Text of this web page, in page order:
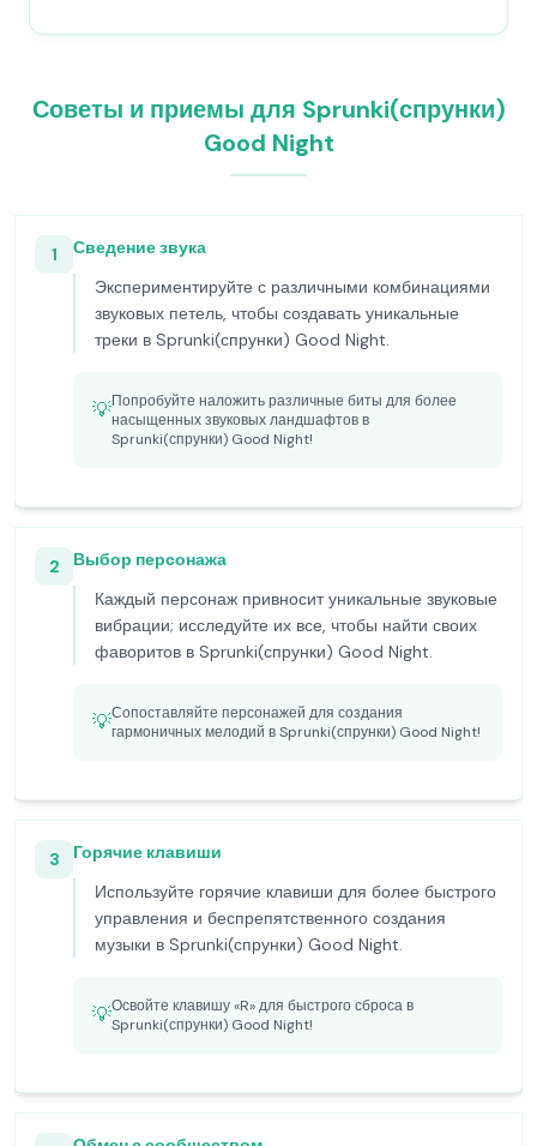
Советы и приемы для Sprunki(спрунки)
Good Night
1
Сведение звука
Экспериментируйте с различными комбинациями
звуковых петель, чтобы создавать уникальные
треки в Sprunki(спрунки) Good Night.
💡Попробуйте наложить различные биты для более
насыщенных звуковых ландшафтов в
Sprunki(спрунки) Good Night!
2
Выбор персонажа
Каждый персонаж привносит уникальные звуковые
вибрации; исследуйте их все, чтобы найти своих
фаворитов в Sprunki(спрунки) Good Night.
💡Сопоставляйте персонажей для создания
гармоничных мелодий в Sprunki(спрунки) Good Night!
3
Горячие клавиши
Используйте горячие клавиши для более быстрого
управления и беспрепятственного создания
музыки в Sprunki(спрунки) Good Night.
💡Освойте клавишу «R» для быстрого сброса в
Sprunki(спрунки) Good Night!